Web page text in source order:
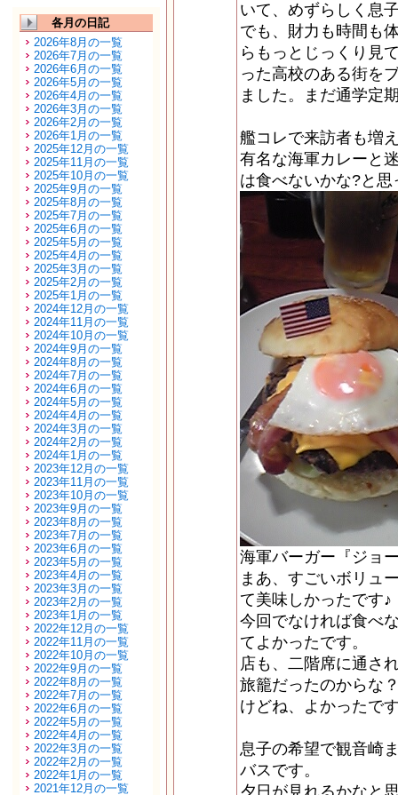
各月の日記
2026年8月の一覧
2026年7月の一覧
2026年6月の一覧
2026年5月の一覧
2026年4月の一覧
2026年3月の一覧
2026年2月の一覧
2026年1月の一覧
2025年12月の一覧
2025年11月の一覧
2025年10月の一覧
2025年9月の一覧
2025年8月の一覧
2025年7月の一覧
2025年6月の一覧
2025年5月の一覧
2025年4月の一覧
2025年3月の一覧
2025年2月の一覧
2025年1月の一覧
2024年12月の一覧
2024年11月の一覧
2024年10月の一覧
2024年9月の一覧
2024年8月の一覧
2024年7月の一覧
2024年6月の一覧
2024年5月の一覧
2024年4月の一覧
2024年3月の一覧
2024年2月の一覧
2024年1月の一覧
2023年12月の一覧
2023年11月の一覧
2023年10月の一覧
2023年9月の一覧
2023年8月の一覧
2023年7月の一覧
2023年6月の一覧
2023年5月の一覧
2023年4月の一覧
2023年3月の一覧
2023年2月の一覧
2023年1月の一覧
2022年12月の一覧
2022年11月の一覧
2022年10月の一覧
2022年9月の一覧
2022年8月の一覧
2022年7月の一覧
2022年6月の一覧
2022年5月の一覧
2022年4月の一覧
2022年3月の一覧
2022年2月の一覧
2022年1月の一覧
2021年12月の一覧
いて、めずらしく息
でも、財力も時間も
らもっとじっくり見
った高校のある街を
ました。まだ通学定
艦コレで来訪者も増
有名な海軍カレーと
は食べないかな?と思
海軍バーガー『ジョ
まあ、すごいボリュ
て美味しかったです♪
今回でなければ食べ
てよかったです。
店も、二階席に通さ
旅籠だったのからな
けどね、よかったで
息子の希望で観音崎
バスです。
夕日が見れるかなと